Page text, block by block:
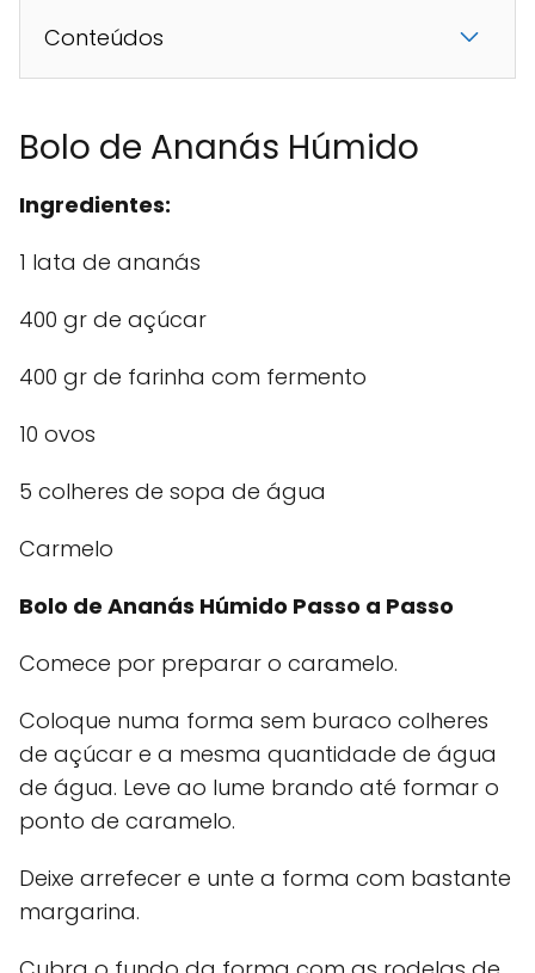
Conteúdos
Bolo de Ananás Húmido
Ingredientes:
1 lata de ananás
400 gr de açúcar
400 gr de farinha com fermento
10 ovos
5 colheres de sopa de água
Carmelo
Bolo de Ananás Húmido Passo a Passo
Comece por preparar o caramelo.
Coloque numa forma sem buraco colheres
de açúcar e a mesma quantidade de água
de água. Leve ao lume brando até formar o
ponto de caramelo.
Deixe arrefecer e unte a forma com bastante
margarina.